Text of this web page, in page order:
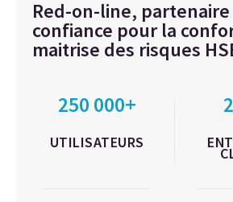
Red-on-line,
confiance pour la
maitrise des risques
250 000+
UTILISATEURS